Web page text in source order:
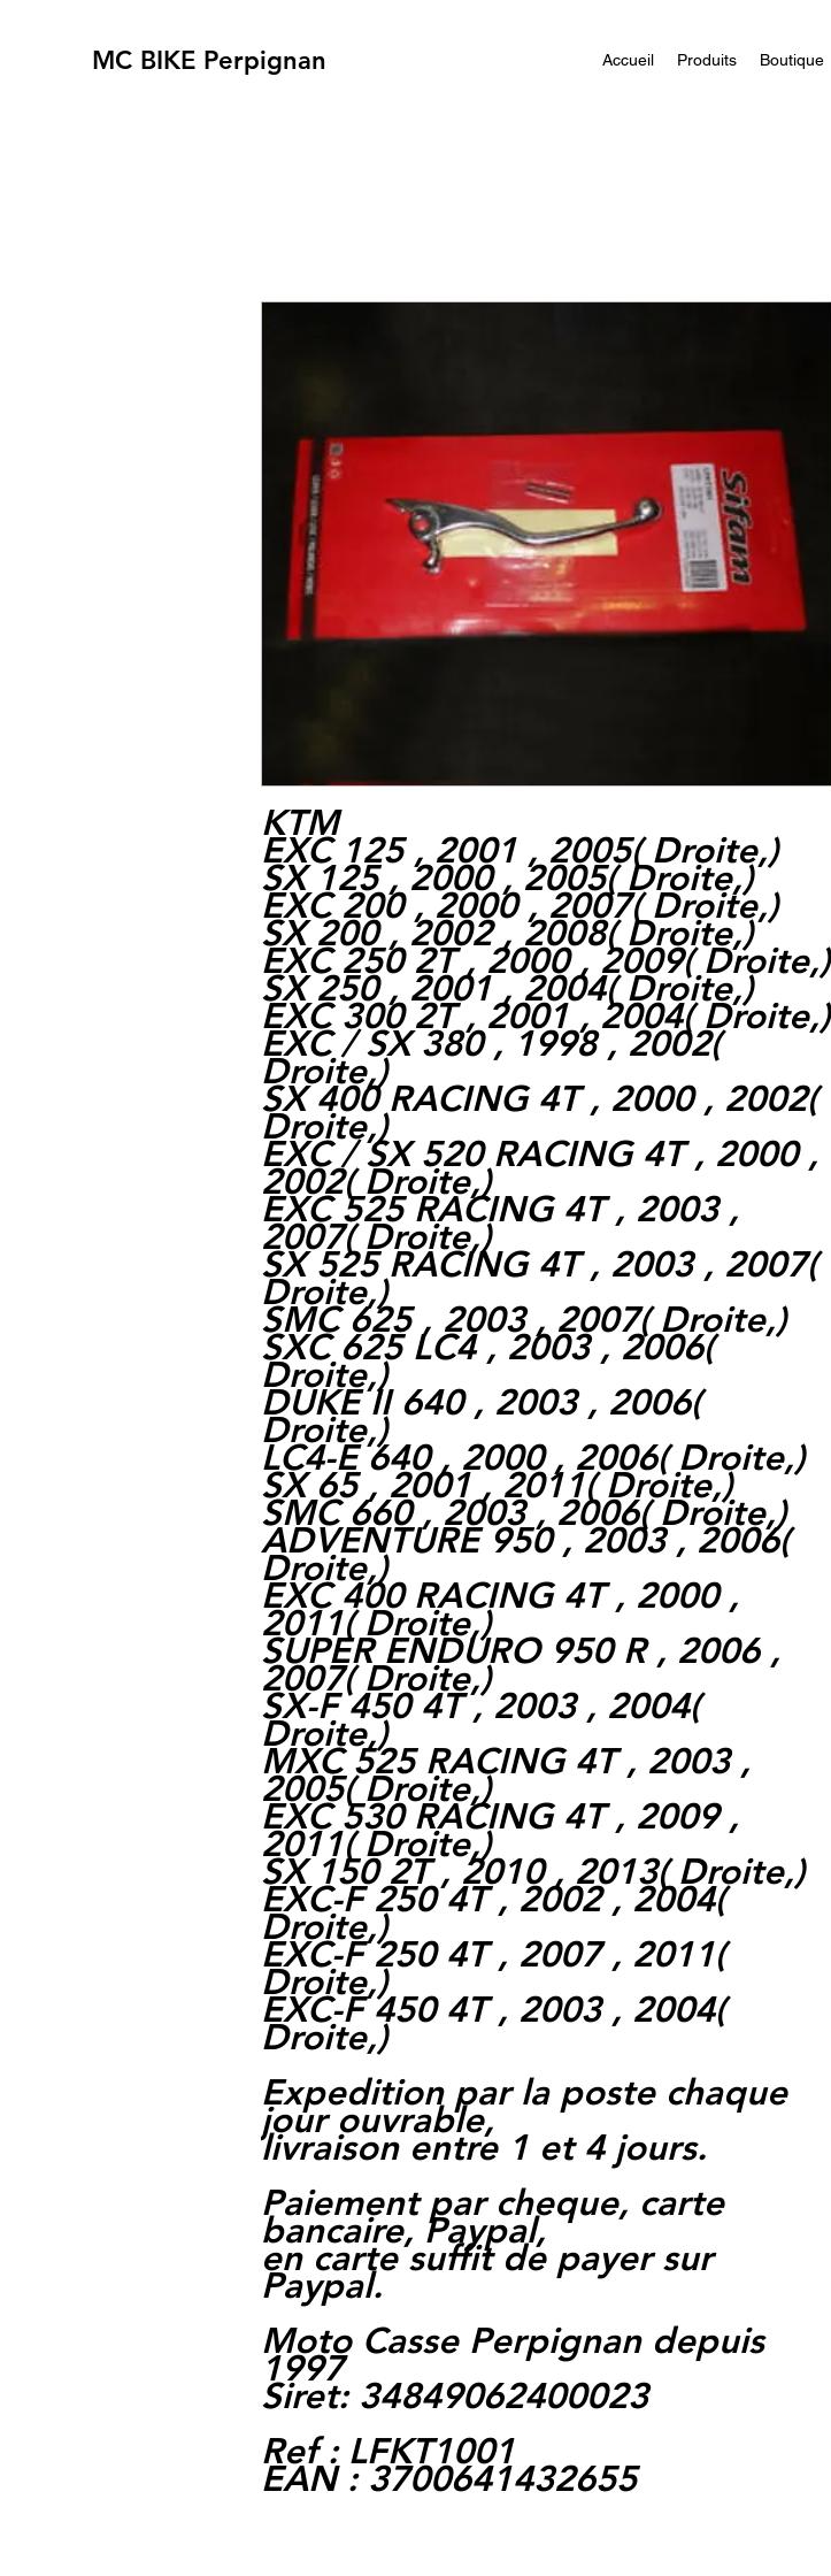
MC BIKE Perpignan Accueil Produits Boutique
KTM
EXC 125 , 2001 , 2005(Droite,)
SX 125 , 2000 , 2005(Droite,)
EXC 200 , 2000 , 2007(Droite,)
SX 200 , 2002 , 2008(Droite,)
EXC 250 2T , 2000 , 2009(Droite,)
SX 250 , 2001 , 2004(Droite,)
EXC 300 2T , 2001 , 2004(Droite,)
EXC / SX 380 , 1998 , 2002(
Droite,)
SX 400 RACING 4T , 2000 , 2002(
Droite,)
EXC / SX 520 RACING 4T , 2000 ,
2002(Droite,)
EXC 525 RACING 4T , 2003 ,
2007(Droite,)
SX 525 RACING 4T , 2003 , 2007(
Droite,)
SMC 625 , 2003 , 2007(Droite,)
SXC 625 LC4 , 2003 , 2006(
Droite,)
DUKE II 640 , 2003 , 2006(
Droite,)
LC4-E 640 , 2000 , 2006(Droite,)
SX 65 , 2001 , 2011(Droite,)
SMC 660 , 2003 , 2006(Droite,)
ADVENTURE 950 , 2003 , 2006(
Droite,)
EXC 400 RACING 4T , 2000 ,
2011(Droite,)
SUPER ENDURO 950 R , 2006 ,
2007(Droite,)
SX-F 450 4T , 2003 , 2004(
Droite,)
MXC 525 RACING 4T , 2003 ,
2005(Droite,)
EXC 530 RACING 4T , 2009 ,
2011(Droite,)
SX 150 2T , 2010 , 2013(Droite,)
EXC-F 250 4T , 2002 , 2004(
Droite,)
EXC-F 250 4T , 2007 , 2011(
Droite,)
EXC-F 450 4T , 2003 , 2004(
Droite,)
Expedition par la poste chaque
jour ouvrable,
livraison entre 1 et 4 jours.
Paiement par cheque, carte
bancaire, Paypal,
en carte suffit de payer sur
Paypal.
Moto Casse Perpignan depuis
1997
Siret: 34849062400023
Ref : LFKT1001
EAN : 3700641432655